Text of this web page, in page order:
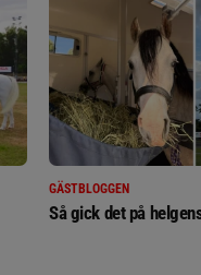
GÄSTBLOGGEN
Så gick det på